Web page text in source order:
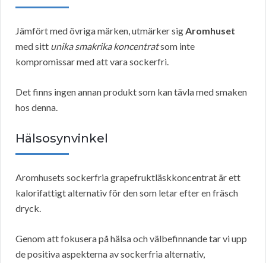
Jämfört med övriga märken, utmärker sigAromhuset
med sitt unika smakrika koncentratsom inte
kompromissar med att vara sockerfri.
Det finns ingen annan produkt som kan tävla med smaken
hos denna.
Hälsosynvinkel
Aromhusets sockerfria grapefruktläskkoncentrat är ett
kalorifattigt alternativ för den som letar efter en fräsch
dryck.
Genom att fokusera på hälsa och välbefinnande tar vi upp
de positiva aspekterna av sockerfria alternativ,